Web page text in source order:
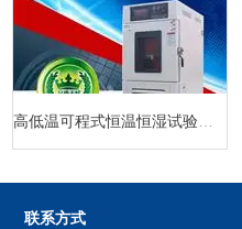
联系方式